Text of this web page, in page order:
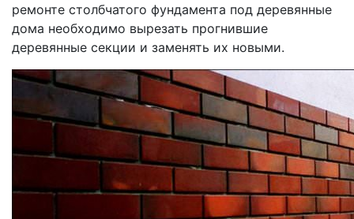
ремонте столбчатого фундамента под деревянные
дома необходимо вырезать прогнившие
деревянные секции и заменять их новыми.